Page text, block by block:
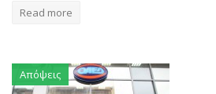
Read more
Απόψεις